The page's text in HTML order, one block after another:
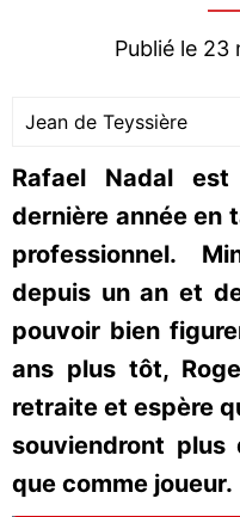
Publié le
Jean de Teyssière
Rafael Nadal
dernière année en
professionnel.
depuis un an et
pouvoir bien
ans plus tôt,
retraite et espère
souviendront plus
que comme joueur.